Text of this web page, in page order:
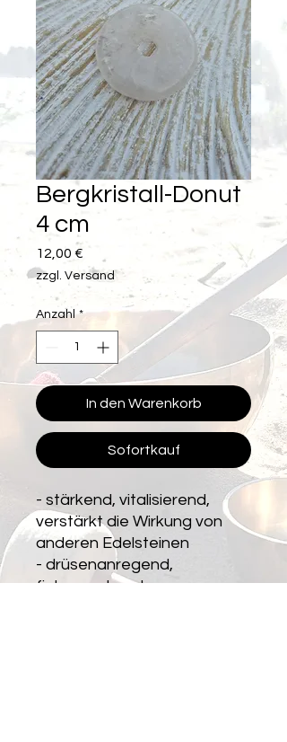
Bergkristall-Donut
4 cm
12,00 €
zzgl. Versand
Anzahl *
In den Warenkorb
Sofortkauf
- stärkend, vitalisierend,
verstärkt die Wirkung von
anderen Edelsteinen
- drüsenanregend,
fiebersenkend,